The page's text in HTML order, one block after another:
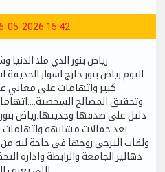
05-2026 15:42
رياض بنور الذي ملا
اليوم رياض بنور خارج اسوار
كبير واتهامات على معاني
وتحقيق المصالح
دليل على صدقها وجديتها.رياض
بعد حمالات مشابهة
ولقات الترجي روحها في حاجة ليه من
دهاليز الجامعة والرابطة وادارة